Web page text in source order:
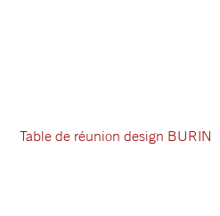
Table de réunion design BURIN